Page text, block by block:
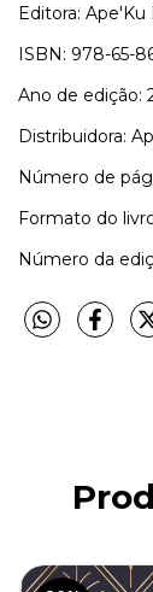
Editora: Ape'Ku
ISBN: 978-65-
Ano de edição:
Distribuidora:
Número de
Formato do
Número da